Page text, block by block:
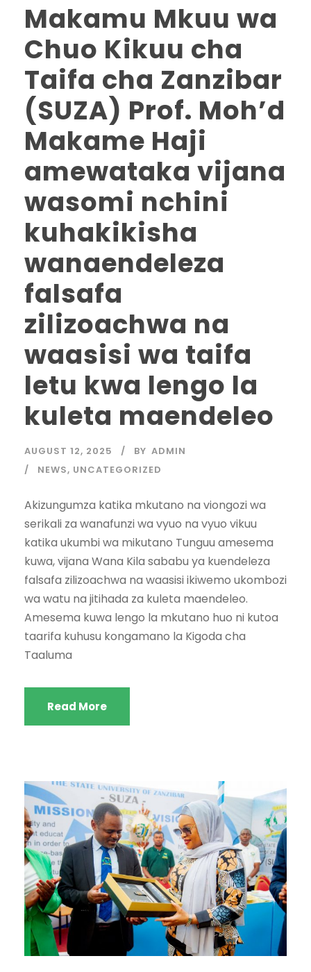
Makamu Mkuu wa
Chuo Kikuu cha
Taifa cha Zanzibar
(SUZA) Prof. Moh’d
Makame Haji
amewataka vijana
wasomi nchini
kuhakikisha
wanaendeleza
falsafa
zilizoachwa na
waasisi wa taifa
letu kwa lengo la
kuleta maendeleo
AUGUST 12, 2025 BY ADMIN
NEWS, UNCATEGORIZED
Akizungumza katika mkutano na viongozi wa
serikali za wanafunzi wa vyuo na vyuo vikuu
katika ukumbi wa mikutano Tunguu amesema
kuwa, vijana Wana Kila sababu ya kuendeleza
falsafa zilizoachwa na waasisi ikiwemo ukombozi
wa watu na jitihada za kuleta maendeleo.
Amesema kuwa lengo la mkutano huo ni kutoa
taarifa kuhusu kongamano la Kigoda cha
Taaluma
Read More